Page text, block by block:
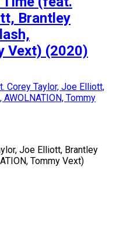
Brantley
Vext) (2020)
Joe Elliott, Brantley
Tommy Vext)